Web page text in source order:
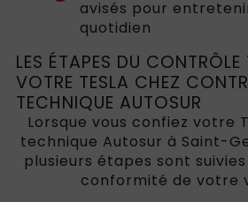
avisés pour
quotidien
LES ÉTAPES DU
VOTRE TESLA CHEZ
TECHNIQUE AUTOSUR
Lorsque vous confiez votre
technique Autosur à Saint-
plusieurs étapes sont
conformité de votre